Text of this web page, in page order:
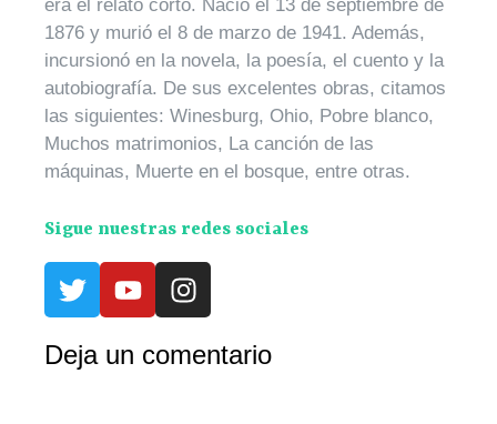
era el relato corto. Nació el 13 de septiembre de
1876 y murió el 8 de marzo de 1941. Además,
incursionó en la novela, la poesía, el cuento y la
autobiografía. De sus excelentes obras, citamos
las siguientes: Winesburg, Ohio, Pobre blanco,
Muchos matrimonios, La canción de las
máquinas, Muerte en el bosque, entre otras.
Sigue nuestras redes sociales
Deja un comentario